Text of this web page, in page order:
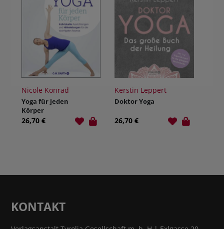
Nicole Konrad
Yoga für jeden
Körper
26,70 €
Kerstin Leppert
Doktor Yoga
26,70 €
KONTAKT